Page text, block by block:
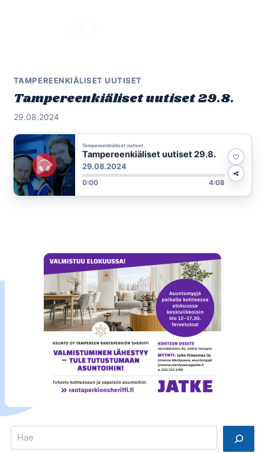
TAMPEREENKIÄLISET UUTISET
Tampereenkiäliset uutiset 29.8.
29.08.2024
Tampereenkiäliset uutiset
Tampereenkiäliset uutiset 29.8.
29.08.2024
0:00 4:08
Search